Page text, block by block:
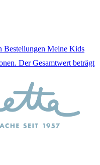
Bestellungen Meine Kids
Der Gesamtwert beträgt